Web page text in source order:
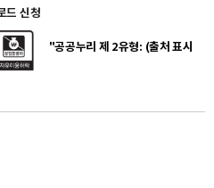
드 신청
"공공누리 제 2유형: (출처 표시